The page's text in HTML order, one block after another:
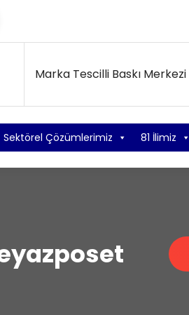
Marka Tescilli Baskı Merkezi
Sektörel Çözümlerimiz 81 İlimiz